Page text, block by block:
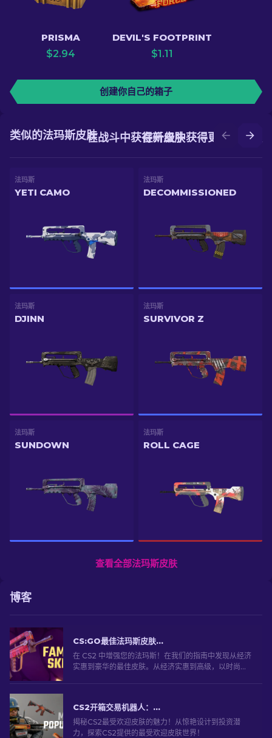
PRISMA
$2.94
DEVIL'S FOOTPRINT
$1.11
创建你自己的箱子
在升级中获得更好的皮肤
在战斗中获得新皮肤
类似的法玛斯皮肤
法玛斯
YETI CAMO
法玛斯
DECOMMISSIONED
法玛斯
DJINN
法玛斯
SURVIVOR Z
法玛斯
SUNDOWN
法玛斯
ROLL CAGE
查看全部法玛斯皮肤
博客
CS:GO最佳法玛斯皮肤：从便宜到最昂贵 [2026]
在 CS2 中增强您的法玛斯！在我们的指南中发现从经济
实惠到豪华的最佳皮肤。从经济实惠到高级，以时尚的
CS2开箱交易机器人：深入探索
揭秘CS2最受欢迎皮肤的魅力！从惊艳设计到投资潜
力，探索CS2提供的最受欢迎皮肤世界！